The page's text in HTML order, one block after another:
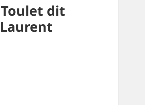
dit